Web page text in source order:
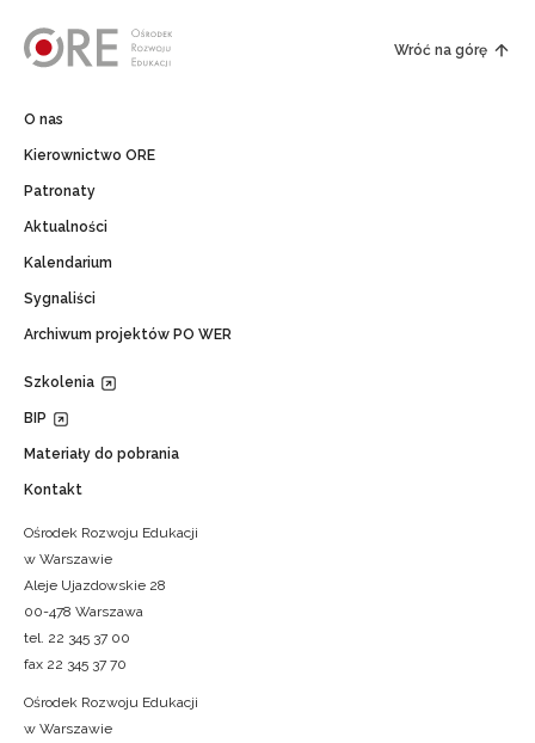
Wróć na górę
O nas
Kierownictwo ORE
Patronaty
Aktualności
Kalendarium
Sygnaliści
Archiwum projektów PO WER
Szkolenia
BIP
Materiały do pobrania
Kontakt
Ośrodek Rozwoju Edukacji
w Warszawie
Aleje Ujazdowskie 28
00-478 Warszawa
tel. 22 345 37 00
fax 22 345 37 70
Ośrodek Rozwoju Edukacji
w Warszawie